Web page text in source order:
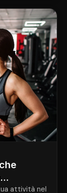
la
attività nel